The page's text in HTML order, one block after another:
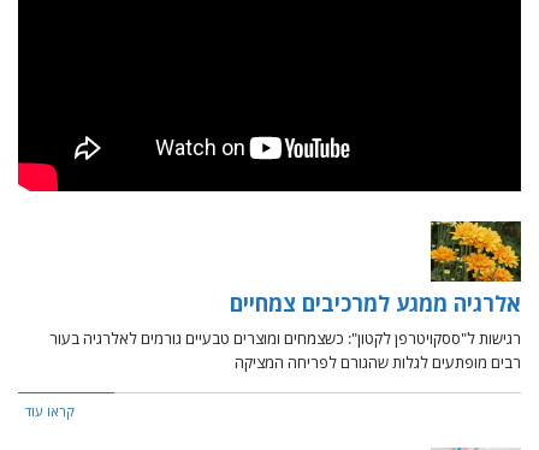
אלרגיה ממגע למרכיבים צמחיים
רגישות ל"ססקויטרפן לקטון": כשצמחים ומוצרים טבעיים גורמים לאלרגיה בעור
רבים מופתעים לגלות שהגורם לפריחה המציקה
קראו עוד